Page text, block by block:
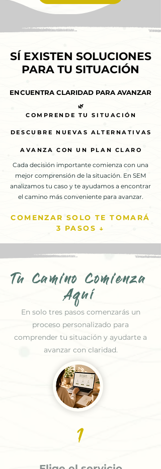
SÍ EXISTEN SOLUCIONES
PARA TU SITUACIÓN
SÍ EXISTEN SOLUCIONES
PARA TU SITUACIÓN
ENCUENTRA CLARIDAD PARA AVANZAR
ENCUENTRA CLARIDAD PARA AVANZAR
🌿
COMPRENDE TU SITUACIÓN
DESCUBRE NUEVAS ALTERNATIVAS
AVANZA CON UN PLAN CLARO
🌿
COMPRENDE TU SITUACIÓN
DESCUBRE NUEVAS ALTERNATIVAS
AVANZA CON UN PLAN CLARO
Cada decisión importante comienza con una
mejor comprensión de la situación. En SEM
analizamos tu caso y te ayudamos a encontrar
el camino más conveniente para avanzar.
COMENZAR SOLO TE TOMARÁ
3 PASOS ↓
Tu Camino Comienza
Aquí
En solo tres pasos comenzarás un
proceso personalizado para
comprender tu situación y ayudarte a
avanzar con claridad.
1